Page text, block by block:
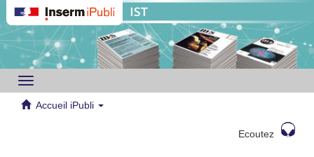
Toggle
navigation
Accueil iPubli
Ecoutez